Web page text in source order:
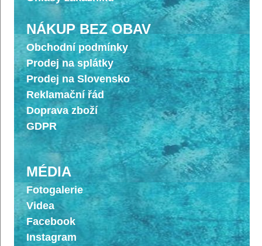
NÁKUP BEZ OBAV
Obchodní podmínky
Prodej na splátky
Prodej na Slovensko
Reklamační řád
Doprava zboží
GDPR
MÉDIA
Fotogalerie
Videa
Facebook
Instagram